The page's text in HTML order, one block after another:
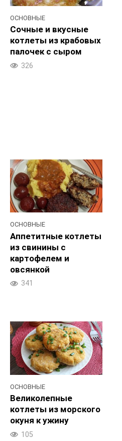
ОСНОВНЫЕ
Сочные и вкусные
котлеты из крабовых
палочек с сыром
326
ОСНОВНЫЕ
Аппетитные котлеты
из свинины с
картофелем и
овсянкой
341
ОСНОВНЫЕ
Великолепные
котлеты из морского
окуня к ужину
105